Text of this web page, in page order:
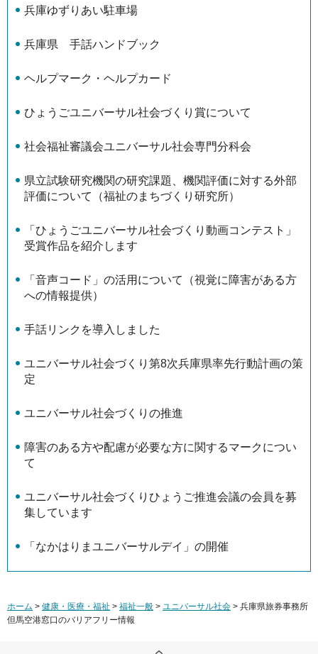
兵庫ゆずりあい駐車場
兵庫県 手話ハンドブック
ヘルプマーク・ヘルプカード
ひょうごユニバーサル社会づくり賞について
社会福祉審議会ユニバーサル社会専門分科会
県立試験研究機関の研究課題、機関評価に対する外部
評価について（福祉のまちづくり研究所）
「ひょうごユニバーサル社会づくり動画コンテスト」
受賞作品を紹介します
「音声コード」の活用について（視覚に障害がある方
への情報提供）
手話リンクを導入しました
ユニバーサル社会づくり第8次兵庫県率先行動計画の策
定
ユニバーサル社会づくりの推進
障害のある方や配慮が必要な方に関するマークについ
て
ユニバーサル社会づくりひょうご推進会議の会員を募
集しています
「なかはりまユニバーサルデイ」の開催
ホーム > 健康・医療・福祉 > 福祉一般 > ユニバーサル社会 > 兵庫県旅券事務所
但馬空港窓口のバリアフリー情報